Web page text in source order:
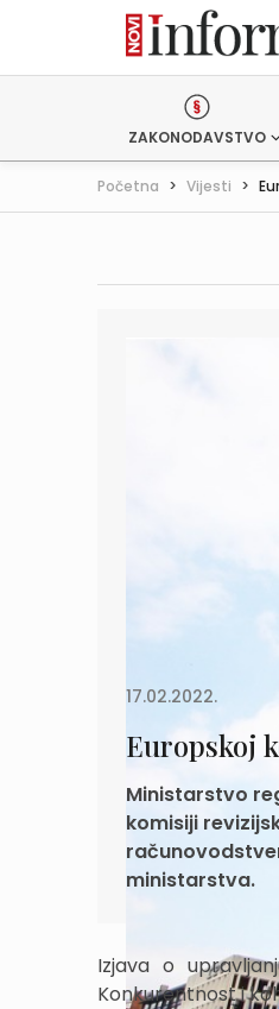
ZAKONODAVSTVO
Početna > Vijesti >
17.02.2022.
Europskoj
Ministarstvo
komisiji
ministarstva.
Izjava o
Konkurentnost i